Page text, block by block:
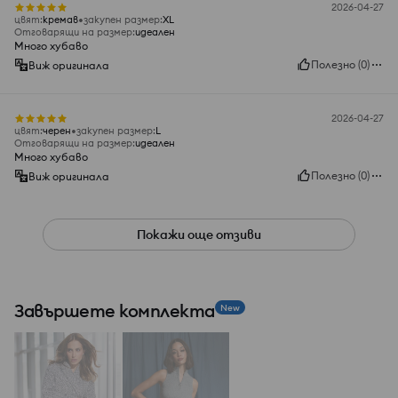
2026-04-27
цвят:кремав закупен размер:XL
Отговарящи на размер:идеален
Много хубаво
Виж оригинала
Полезно (0)
2026-04-27
цвят:черeн закупен размер:L
Отговарящи на размер:идеален
Много хубаво
Виж оригинала
Полезно (0)
Покажи още отзиви
Завършете комплекта New